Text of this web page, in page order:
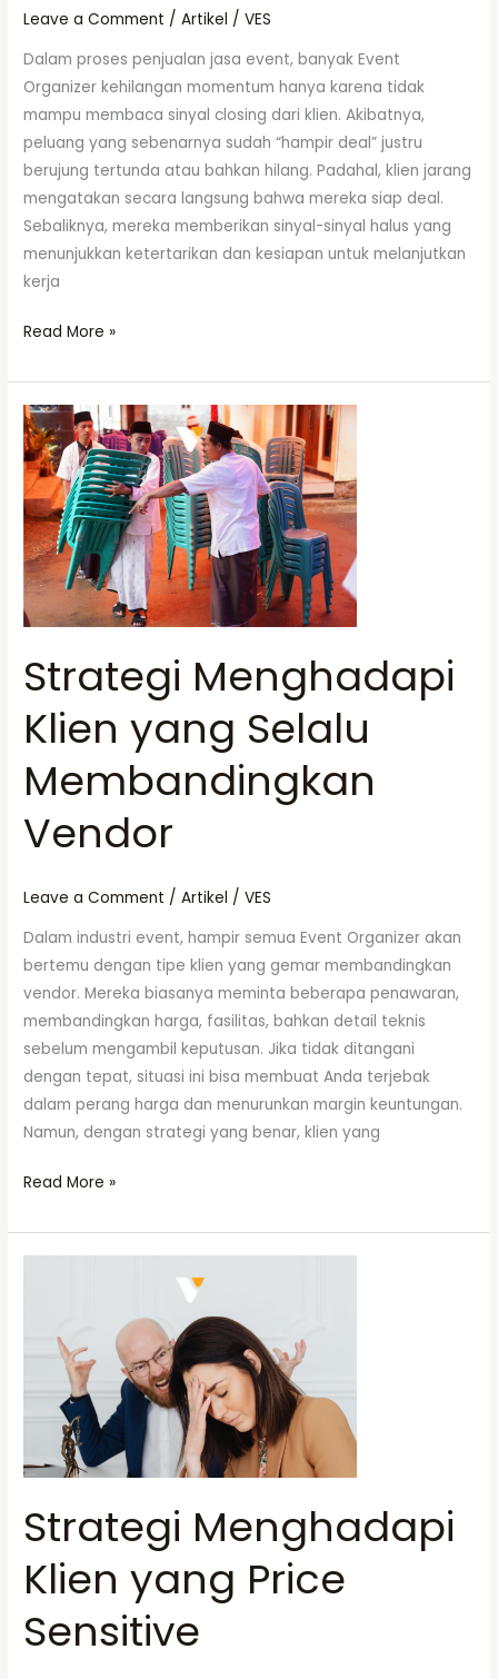
Leave a Comment /Artikel /VES
Dalam proses penjualan jasa event, banyak Event
Organizer kehilangan momentum hanya karena tidak
mampu membaca sinyal closing dari klien. Akibatnya,
peluang yang sebenarnya sudah “hampir deal” justru
berujung tertunda atau bahkan hilang. Padahal, klien jarang
mengatakan secara langsung bahwa mereka siap deal.
Sebaliknya, mereka memberikan sinyal-sinyal halus yang
menunjukkan ketertarikan dan kesiapan untuk melanjutkan
kerja
Read More »
Strategi Menghadapi
Klien yang Selalu
Membandingkan
Vendor
Leave a Comment /Artikel /VES
Dalam industri event, hampir semua Event Organizer akan
bertemu dengan tipe klien yang gemar membandingkan
vendor. Mereka biasanya meminta beberapa penawaran,
membandingkan harga, fasilitas, bahkan detail teknis
sebelum mengambil keputusan. Jika tidak ditangani
dengan tepat, situasi ini bisa membuat Anda terjebak
dalam perang harga dan menurunkan margin keuntungan.
Namun, dengan strategi yang benar, klien yang
Strategi
Menghadapi
Klien
yang
Selalu
Membandingkan
Vendor
Read More »
Strategi Menghadapi
Klien yang Price
Sensitive
yang
Sensitive